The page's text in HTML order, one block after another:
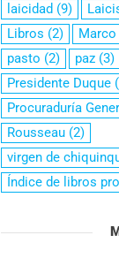
laicidad (9)
Libros (2) Marco
pasto (2) paz(3)
Presidente Duque
Procuraduría
Rousseau(2)
virgen de
Índice de libros